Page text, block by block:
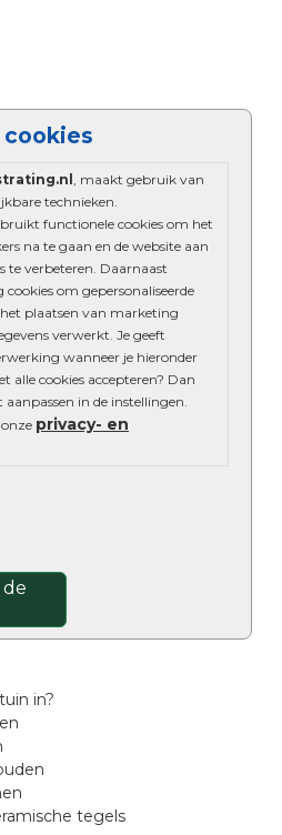
, maakt gebruik van
technieken.
functionele cookies om het
na te gaan en de website aan
te verbeteren. Daarnaast
om gepersonaliseerde
plaatsen van marketing
verwerkt. Je geeft
wanneer je hieronder
alle cookies accepteren? Dan
in de instellingen.
privacy- en
de
in?
tegels